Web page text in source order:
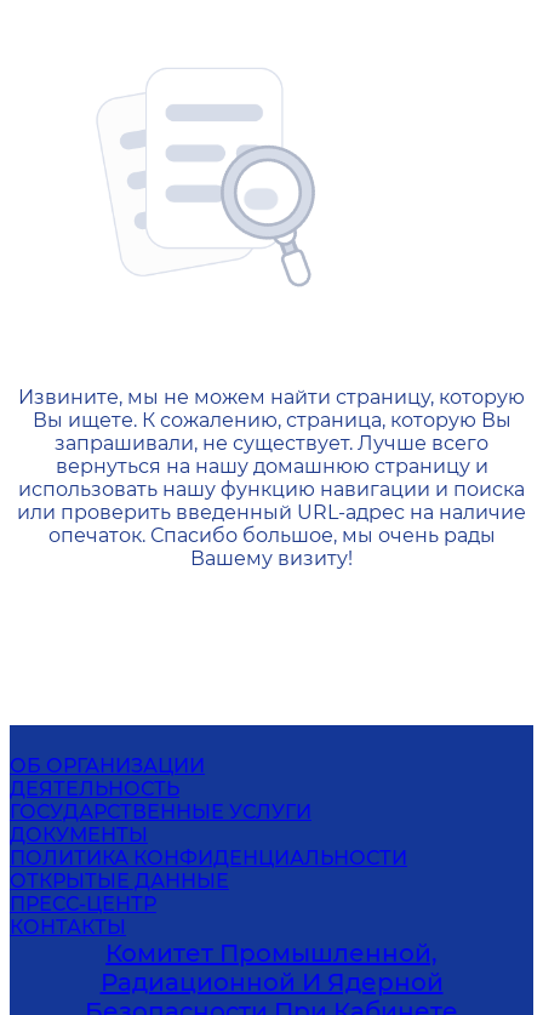
404 — Страница не
Извините, мы не можем найти страницу, которую
Вы ищете. К сожалению, страница, которую Вы
запрашивали, не существует. Лучше всего
вернуться на нашу домашнюю страницу и
использовать нашу функцию навигации и поиска
или проверить введенный URL-адрес на наличие
опечаток. Спасибо большое, мы очень рады
Вашему визиту!
ОБ ОРГАНИЗАЦИИ
ДЕЯТЕЛЬНОСТЬ
ГОСУДАРСТВЕННЫЕ УСЛУГИ
ДОКУМЕНТЫ
ПОЛИТИКА КОНФИДЕНЦИАЛЬНОСТИ
ОТКРЫТЫЕ ДАННЫЕ
ПРЕСС-ЦЕНТР
КОНТАКТЫ
Комитет Промышленной,
Радиационной И Ядерной